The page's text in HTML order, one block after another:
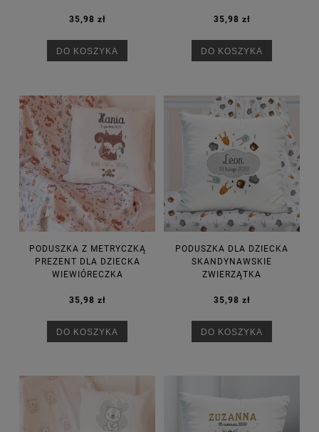
35,98 zł
DO KOSZYKA
35,98 zł
DO KOSZYKA
PODUSZKA Z METRYCZKĄ
PREZENT DLA DZIECKA
WIEWIÓRECZKA
35,98 zł
DO KOSZYKA
PODUSZKA DLA DZIECKA
SKANDYNAWSKIE
ZWIERZĄTKA
35,98 zł
DO KOSZYKA